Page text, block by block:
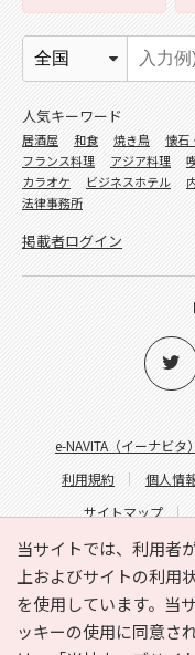
当サイトでは、利用者
上およびサイトの利用
を使用しています。当
ッキーの使用に同意さ
e-NAVITA（イーナビタ
利用規約
個人情
サイトマップ
サイト
人気キーワード
居酒屋 和食 焼き鳥 懐石
フランス料理
アジア料理
カラオケ
ビジネスホテル
法律事務所
掲載者ログイン